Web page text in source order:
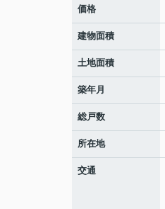
価格
建物面積
土地面積
築年月
総戸数
所在地
交通